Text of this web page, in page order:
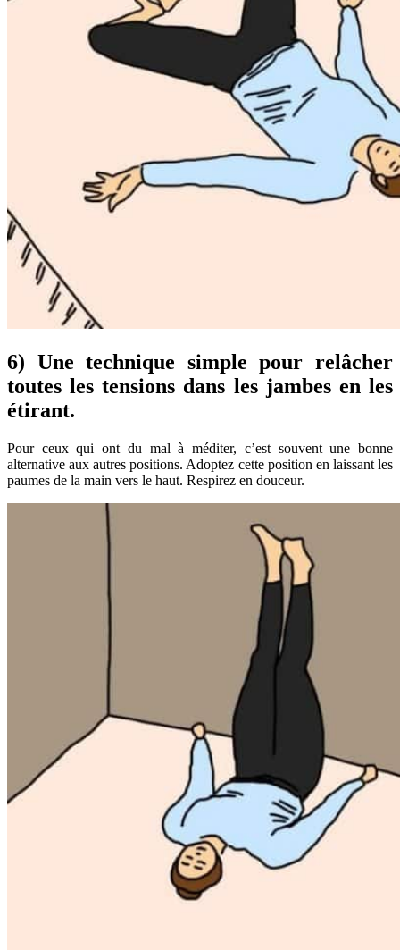
6) Une technique simple pour relâcher
toutes les tensions dans les jambes en les
étirant.
Pour ceux qui ont du mal à méditer, c’est souvent une bonne
alternative aux autres positions. Adoptez cette position en laissant les
paumes de la main vers le haut. Respirez en douceur.